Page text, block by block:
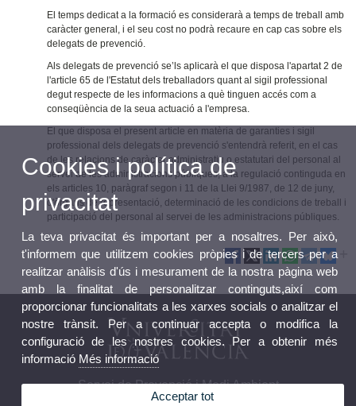
El temps dedicat a la formació es considerarà a temps de treball amb
caràcter general, i el seu cost no podrà recaure en cap cas sobre els
delegats de prevenció.
Als delegats de prevenció se’ls aplicarà el que disposa l'apartat 2 de
l'article 65 de l'Estatut dels treballadors quant al sigil professional
degut respecte de les informacions a què tinguen accés com a
conseqüència de la seua actuació a l'empresa.
El que disposa el present article en matèria de garanties i sigil
professional dels delegats de prevenció s'entendrà referit, en el cas
de les relacions de caràcter administratiu o estatutari del personal al
servei de les administracions públiques, a la regulació continguda en
els articles 10, paràgraf segon i 11 de la Llei 9/1987, de 12 de juny,
d'òrgans de representació, determinació de les condicions de treball i
participació del personal al servei de les administracions públiques.
Servei de Prevenció i Medi Ambient
Cookies i política de
privacitat
La teva privacitat és important per a nosaltres. Per això,
t'informem que utilitzem cookies pròpies i de tercers per a
realitzar anàlisis d'ús i mesurament de la nostra pàgina web
amb la finalitat de personalitzar continguts,així com
proporcionar funcionalitats a les xarxes socials o analitzar el
nostre trànsit. Per a continuar accepta o modifica la
configuració de les nostres cookies. Per a obtenir més
informació Més informació
Acceptar tot